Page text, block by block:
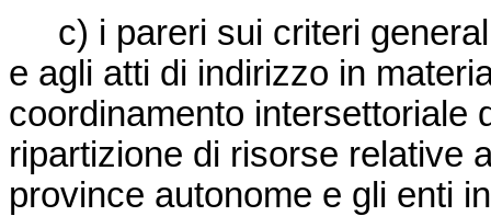
c) i pareri sui criteri
e agli atti di indirizzo in
coordinamento intersettoriale
ripartizione di risorse relative
province autonome e gli enti